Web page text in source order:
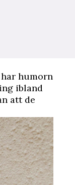
humorn
ibland
att de